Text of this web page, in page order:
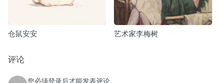
仓鼠安安 艺术家李梅树
评论
您必须登录后才能发表评论。